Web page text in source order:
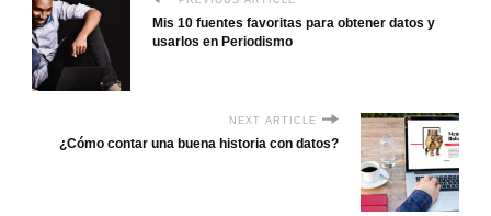
Mis 10 fuentes favoritas para obtener datos y
usarlos en Periodismo
NEXT ARTICLE
¿Cómo contar una buena historia con datos?